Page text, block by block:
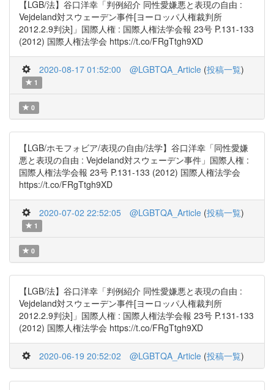
【LGB/法】谷口洋幸「判例紹介 同性愛嫌悪と表現の自由 :
Vejdeland対スウェーデン事件[ヨーロッパ人権裁判所
2012.2.9判決]」国際人権 : 国際人権法学会報 23号 P.131-133
(2012) 国際人権法学会 https://t.co/FRgTtgh9XD
2020-08-17 01:52:00 @LGBTQA_Article (投稿一覧)
1
0
【LGB/ホモフォビア/表現の自由/法学】谷口洋幸「同性愛嫌
悪と表現の自由 : Vejdeland対スウェーデン事件」国際人権 :
国際人権法学会報 23号 P.131-133 (2012) 国際人権法学会
https://t.co/FRgTtgh9XD
2020-07-02 22:52:05 @LGBTQA_Article (投稿一覧)
1
0
【LGB/法】谷口洋幸「判例紹介 同性愛嫌悪と表現の自由 :
Vejdeland対スウェーデン事件[ヨーロッパ人権裁判所
2012.2.9判決]」国際人権 : 国際人権法学会報 23号 P.131-133
(2012) 国際人権法学会 https://t.co/FRgTtgh9XD
2020-06-19 20:52:02 @LGBTQA_Article (投稿一覧)